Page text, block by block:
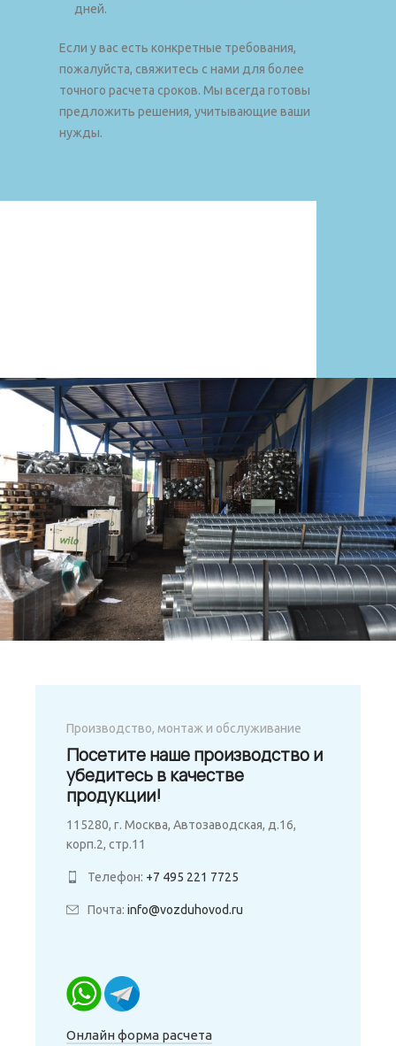
дней.
Если у вас есть конкретные требования,
пожалуйста, свяжитесь с нами для более
точного расчета сроков. Мы всегда готовы
предложить решения, учитывающие ваши
нужды.
Производство, монтаж и обслуживание
Посетите наше производство и
убедитесь в качестве
продукции!
115280, г. Москва, Автозаводская, д.16,
корп.2, стр.11
Телефон: +7 495 221 7725
Почта: info@vozduhovod.ru
Онлайн форма расчета